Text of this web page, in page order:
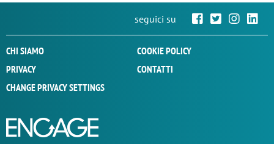
seguici su
CHI SIAMO
COOKIE POLICY
PRIVACY
CONTATTI
CHANGE PRIVACY SETTINGS